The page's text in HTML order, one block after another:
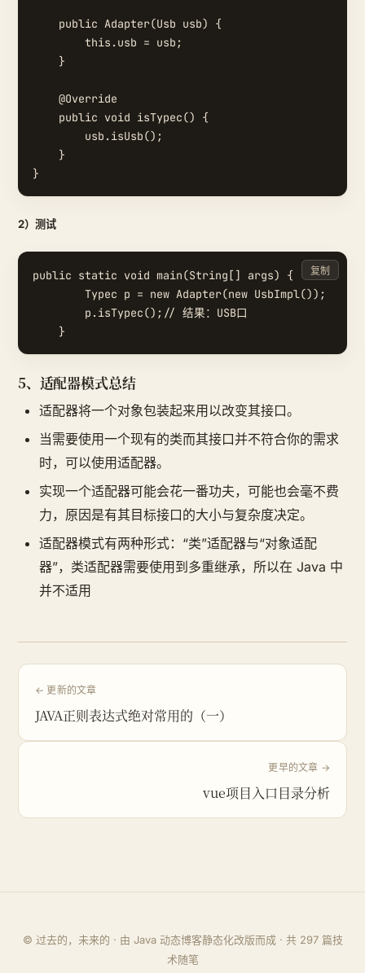
    public Adapter(Usb usb) {
        this.usb = usb;
    }
    @Override
    public void isTypec() {
        usb.isUsb();
    }
2）测试
public static void main(String[] args) {
        Typec p = new Adapter(new UsbImpl());
        p.isTypec();// 结果：USB口
复制
5、适配器模式总结
适配器将一个对象包装起来用以改变其接口。
当需要使用一个现有的类而其接口并不符合你的需求
时，可以使用适配器。
实现一个适配器可能会花一番功夫，可能也会毫不费
力，原因是有其目标接口的大小与复杂度决定。
适配器模式有两种形式：“类”适配器与“对象适配
器”，类适配器需要使用到多重继承，所以在 Java 中
并不适用
← 更新的文章
JAVA正则表达式绝对常用的（一）
更早的文章 →
vue项目入口目录分析
© 过去的，未来的 · 由 Java 动态博客静态化改版而成 · 共 297篇技
术随笔